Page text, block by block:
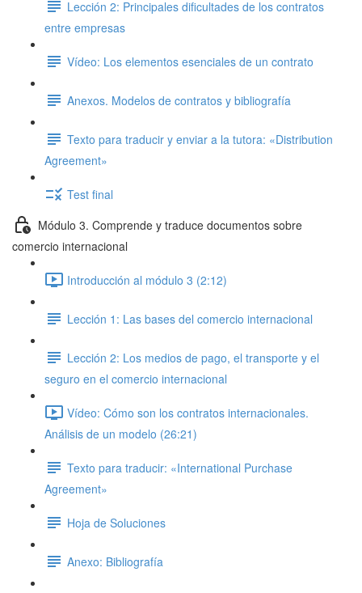
Lección 2: Principales dificultades de los contratos
entre empresas
Vídeo: Los elementos esenciales de un contrato
Anexos. Modelos de contratos y bibliografía
Texto para traducir y enviar a la tutora: «Distribution
Agreement»
Test final
Módulo 3. Comprende y traduce documentos sobre
comercio internacional
Introducción al módulo 3 (2:12)
Lección 1: Las bases del comercio internacional
Lección 2: Los medios de pago, el transporte y el
seguro en el comercio internacional
Vídeo: Cómo son los contratos internacionales.
Análisis de un modelo (26:21)
Texto para traducir: «International Purchase
Agreement»
Hoja de Soluciones
Anexo: Bibliografía